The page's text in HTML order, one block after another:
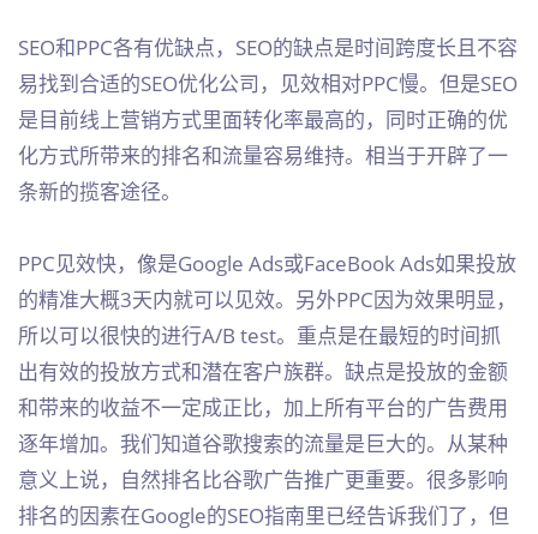
SEO和PPC各有优缺点，SEO的缺点是时间跨度长且不容
易找到合适的SEO优化公司，见效相对PPC慢。但是SEO
是目前线上营销方式里面转化率最高的，同时正确的优
化方式所带来的排名和流量容易维持。相当于开辟了一
条新的揽客途径。
PPC见效快，像是Google Ads或FaceBook Ads如果投放
的精准大概3天内就可以见效。另外PPC因为效果明显，
所以可以很快的进行A/B test。重点是在最短的时间抓
出有效的投放方式和潜在客户族群。缺点是投放的金额
和带来的收益不一定成正比，加上所有平台的广告费用
逐年增加。我们知道谷歌搜索的流量是巨大的。从某种
意义上说，自然排名比谷歌广告推广更重要。很多影响
排名的因素在Google的SEO指南里已经告诉我们了，但